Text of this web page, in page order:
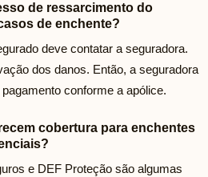
de ressarcimento do
de enchente?
deve contatar a seguradora.
dos danos. Então, a seguradora
conforme a apólice.
cobertura para enchentes
e DEF Proteção são algumas